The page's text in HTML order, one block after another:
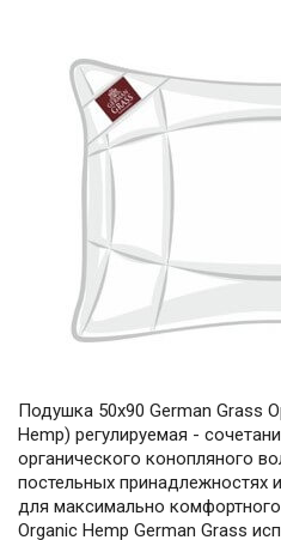
Подушка 50х90 German Grass
Hemp) регулируемая -
органического конопляного
постельных принадлежностях
для максимально
Organic Hemp German Grass